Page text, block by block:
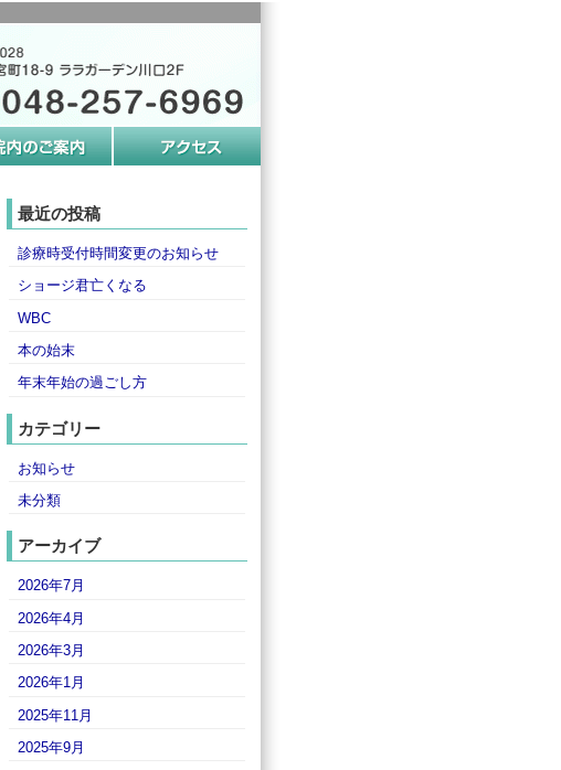
最近の投稿
診療時受付時間変更のお知らせ
ショージ君亡くなる
WBC
本の始末
年末年始の過ごし方
カテゴリー
お知らせ
未分類
アーカイブ
2026年7月
2026年4月
2026年3月
2026年1月
2025年11月
2025年9月